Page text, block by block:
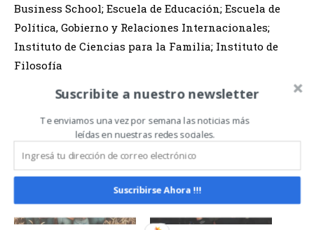
Business School; Escuela de Educación; Escuela de
Política, Gobierno y Relaciones Internacionales;
Instituto de Ciencias para la Familia; Instituto de
Filosofía
Relacionado
Suscribite a nuestro newsletter
Te enviamos una vez por semana las noticias más
leídas en nuestras redes sociales.
Suscribirse Ahora !!!